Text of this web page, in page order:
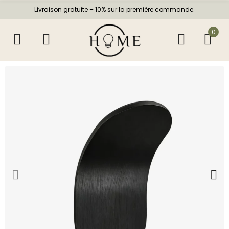
Livraison gratuite – 10% sur la première commande.
0